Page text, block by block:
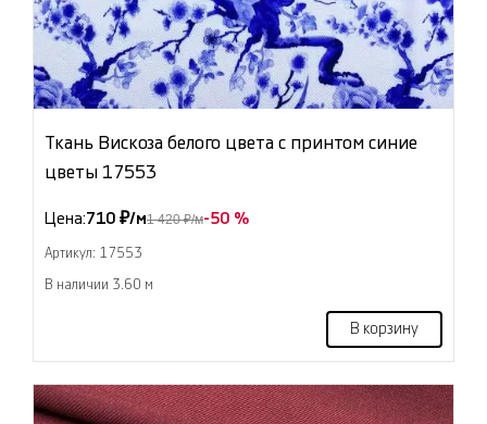
Ткань Вискоза белого цвета с принтом синие
цветы 17553
Цена:710 ₽/м1 420 ₽/м-50 %
Артикул: 17553
В наличии 3.60 м
В корзину